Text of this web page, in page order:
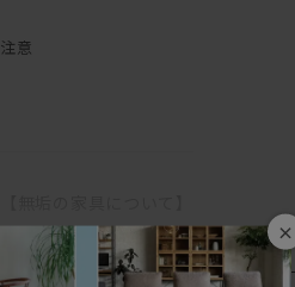
×
「汚れが心配」という方もご安心を。
日本伝統の意地をかけて純日本製を守
ンティークという言葉に相応しい家具で
一生モノのソファをお探しの方にはう
注意